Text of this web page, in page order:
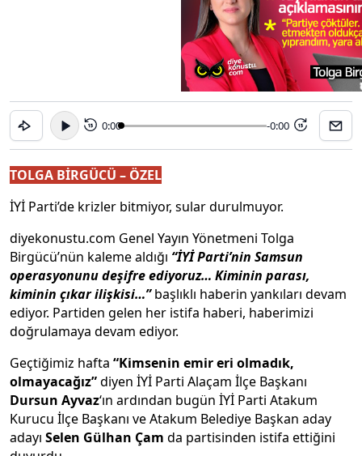
15 0:00 -0:00 15
TOLGA BİRGÜCÜ – ÖZEL
İYİ Parti’de krizler bitmiyor, sular durulmuyor.
diyekonustu.com Genel Yayın Yönetmeni Tolga
Birgücü’nün kaleme aldığı “İYİ Parti’nin Samsun
operasyonunu deşifre ediyoruz… Kiminin parası,
kiminin çıkar ilişkisi…”başlıklı haberin yankıları devam
ediyor. Partiden gelen her istifa haberi, haberimizi
doğrulamaya devam ediyor.
Geçtiğimiz hafta “Kimsenin emir eri olmadık,
olmayacağız”diyen İYİ Parti Alaçam İlçe Başkanı
Dursun Ayvaz‘ın ardından bugün İYİ Parti Atakum
Kurucu İlçe Başkanı ve Atakum Belediye Başkan aday
adayı Selen Gülhan Çam da partisinden istifa ettiğini